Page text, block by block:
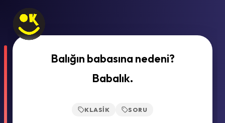
Balığın babasına nedeni?
Babalık.
KLASIK SORU